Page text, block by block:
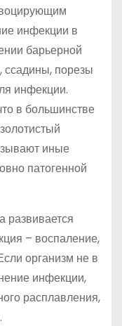
инфекции в
барьерной
порезы
инфекции.
в большинстве
иные
патогенной
развивается
– воспаление,
организм не в
инфекции,
расплавления,